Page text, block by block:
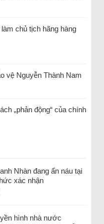
chủ tịch hãng hàng
vệ Nguyễn Thành Nam
„phản động“ của chính
Nhàn đang ẩn náu tại
xác nhận
hình nhà nước